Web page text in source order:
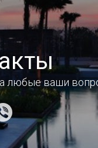
любые ваши